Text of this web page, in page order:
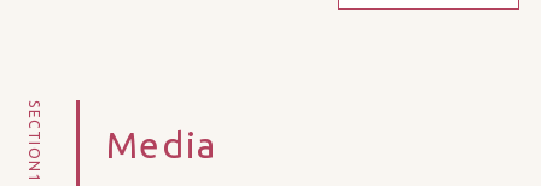
Media
SECTION1